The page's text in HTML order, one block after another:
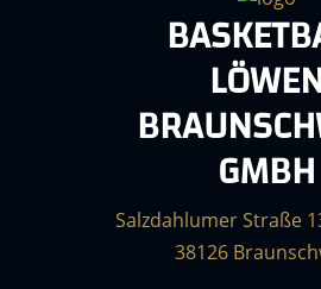
GMBH
Salzdahlumer Straße
38126